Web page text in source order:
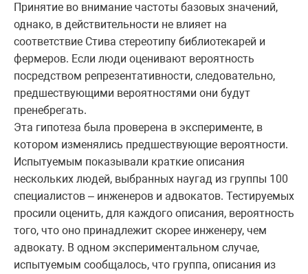
Принятие во внимание частоты базовых значений,
однако, в действительности не влияет на
соответствие Стива стереотипу библиотекарей и
фермеров. Если люди оценивают вероятность
посредством репрезентативности, следовательно,
предшествующими вероятностями они будут
пренебрегать.
Эта гипотеза была проверена в эксперименте, в
котором изменялись предшествующие вероятности.
Испытуемым показывали краткие описания
нескольких людей, выбранных наугад из группы 100
специалистов – инженеров и адвокатов. Тестируемых
просили оценить, для каждого описания, вероятность
того, что оно принадлежит скорее инженеру, чем
адвокату. В одном экспериментальном случае,
испытуемым сообщалось, что группа, описания из